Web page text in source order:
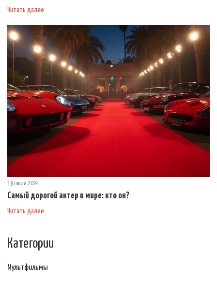
Читать далее
19 июля 2024
Самый дорогой актер в мире: кто он?
Читать далее
Категории
Мультфильмы